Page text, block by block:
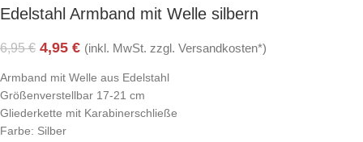
Edelstahl Armband mit Welle silbern
6,95€ 4,95 € (inkl. MwSt. zzgl. Versandkosten*)
Armband mit Welle aus Edelstahl
Größenverstellbar 17-21 cm
Gliederkette mit Karabinerschließe
Farbe: Silber